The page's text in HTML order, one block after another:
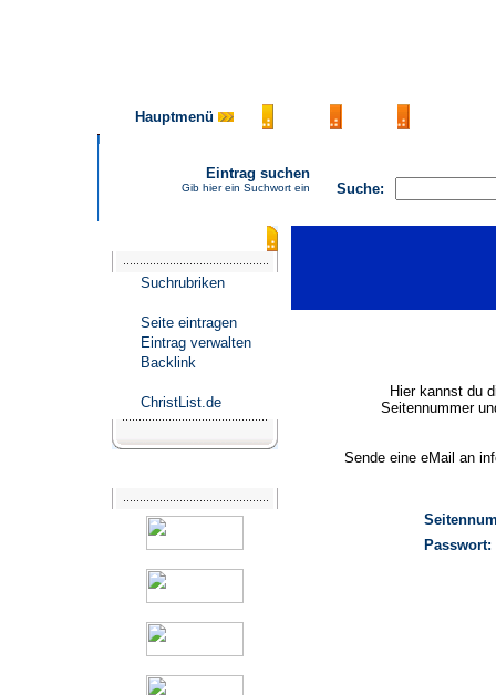
Hauptmenü
Suche:
Eintrag suchen
Gib hier ein Suchwort ein
Suchrubriken
Seite eintragen
Eintrag verwalten
Backlink
ChristList.de
Hier kannst du
Seitennummer
Sende eine eMail an
Passwort: